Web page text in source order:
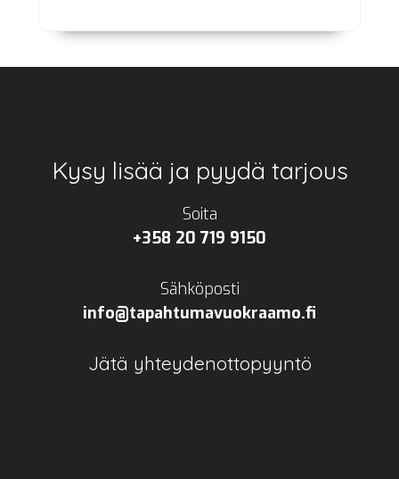
Footer
Kysy lisää ja pyydä tarjous
Soita
+358 20 719 9150
Sähköposti
info@tapahtumavuokraamo.fi
Jätä yhteydenottopyyntö